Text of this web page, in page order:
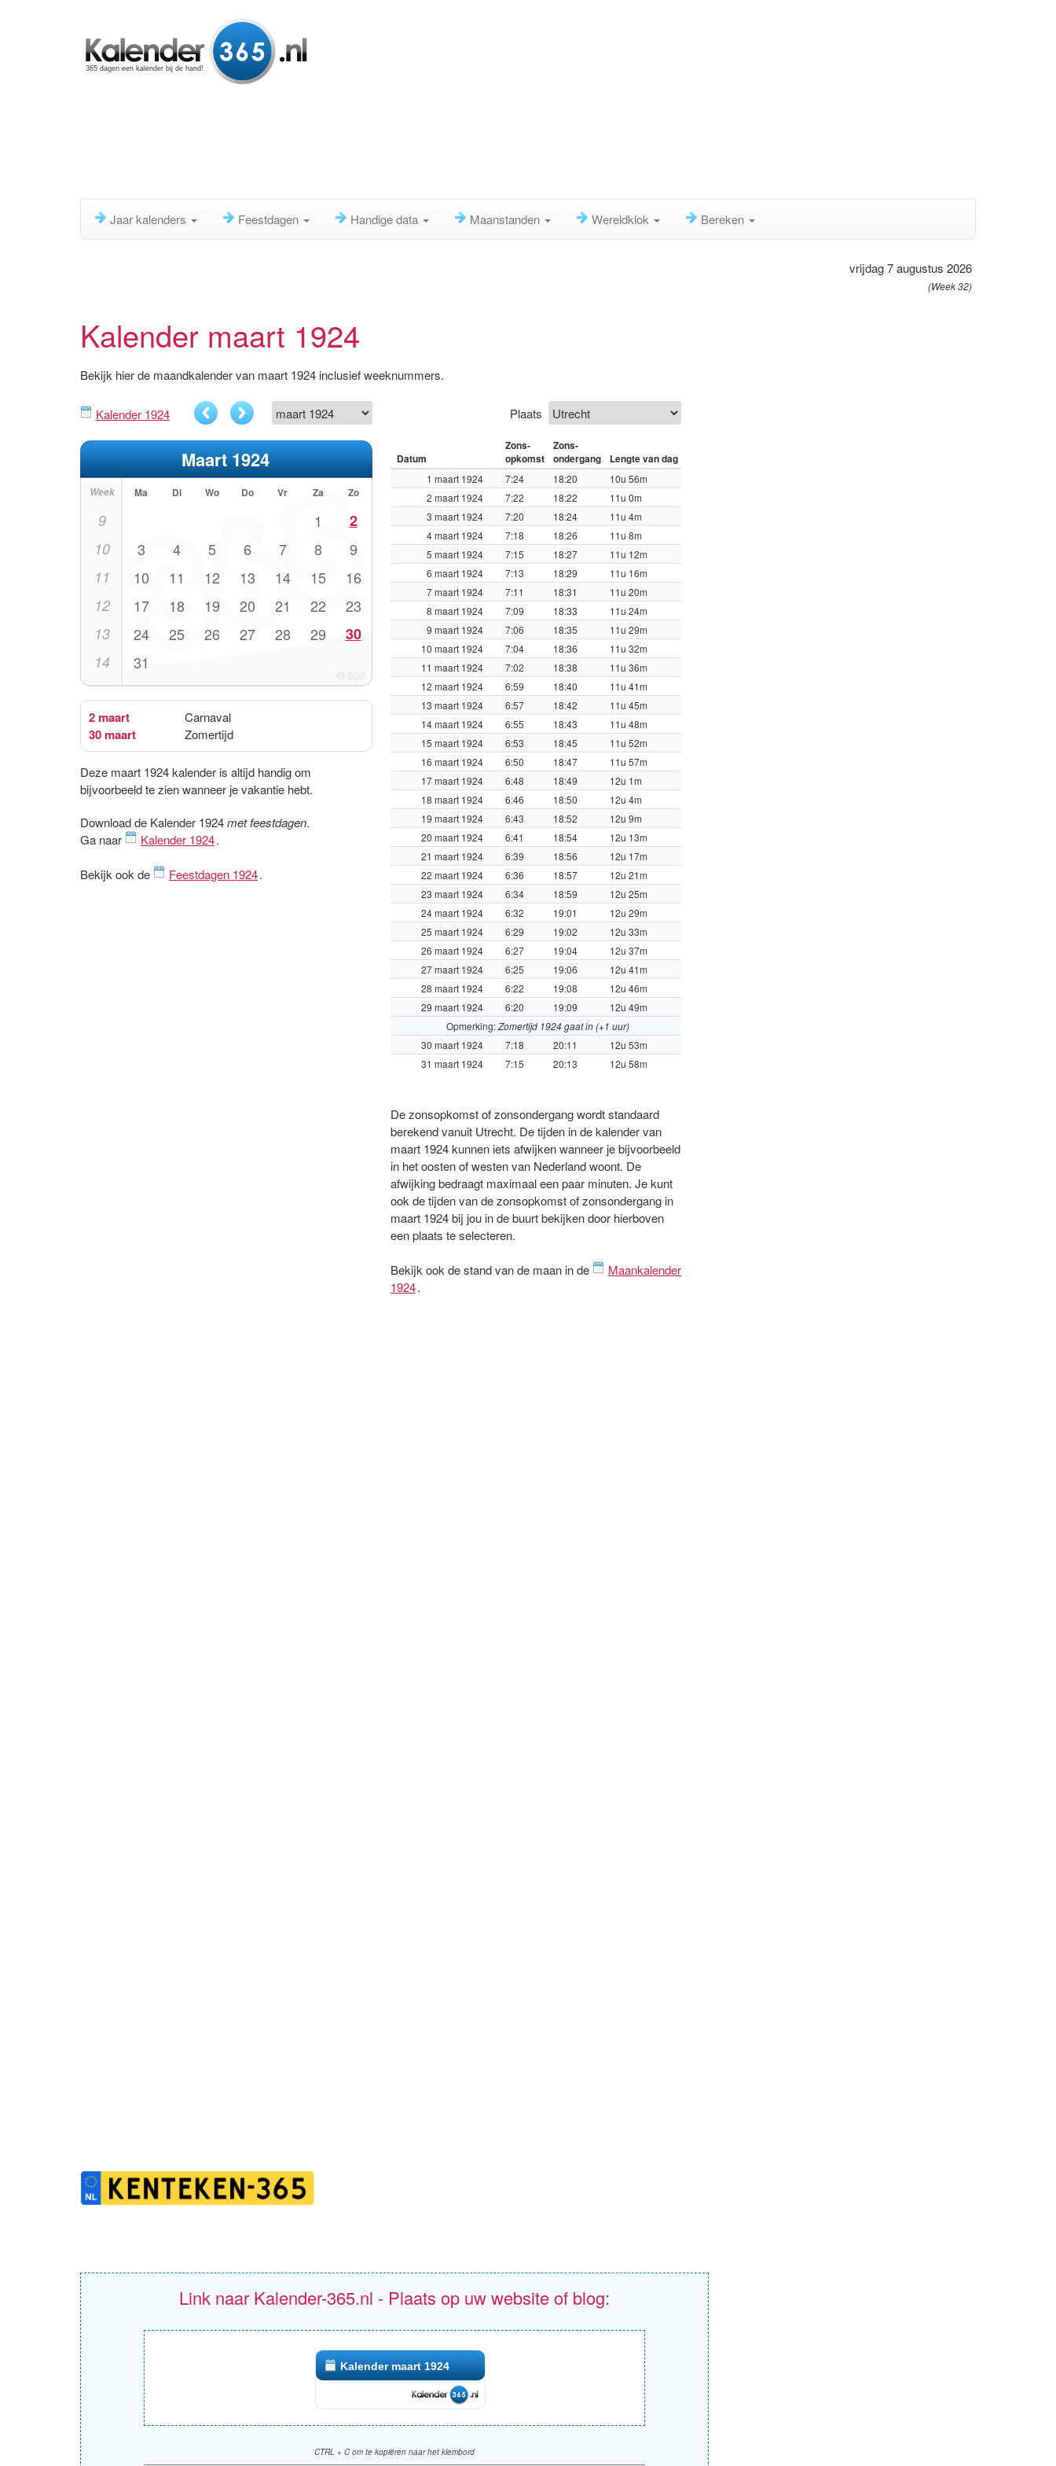
365 dagen een kalender bij de hand!
Jaar kalenders Feestdagen Handige data Maanstanden Wereldklok Bereken
vrijdag 7 augustus 2026
(Week 32)
Kalender maart 1924
Bekijk hier de maandkalender van maart 1924 inclusief weeknummers.
Kalender 1924
Maart 1924
Week Ma Di Wo Do Vr Za Zo
9 1 2
10 3 4 5 6 7 8 9
11 10 11 12 13 14 15 16
12 17 18 19 20 21 22 23
13 24 25 26 27 28 29 30
14 31
2 maart Carnaval
30 maart Zomertijd
Deze maart 1924 kalender is altijd handig om
bijvoorbeeld te zien wanneer je vakantie hebt.
Download de Kalender 1924met feestdagen.
Ga naar
Kalender 1924.
Bekijk ook de Feestdagen 1924.
Plaats
Datum
Zons-
opkomst
Zons-
ondergang
Lengte van dag
1 maart 1924 7:24 18:20
10u 56m
2 maart 1924
7:22 18:22
11u 0m
3 maart 1924
7:20 18:24
11u 4m
4 maart 1924
7:18 18:26
11u 8m
5 maart 1924
7:15 18:27
11u 12m
6 maart 1924
7:13 18:29
11u 16m
7 maart 1924
7:11 18:31
11u 20m
8 maart 1924
7:09 18:33
11u 24m
9 maart 1924
7:06 18:35
11u 29m
10 maart 1924
7:04 18:36
11u 32m
11 maart 1924
7:02 18:38
11u 36m
12 maart 1924
6:59 18:40
11u 41m
13 maart 1924
6:57 18:42
11u 45m
14 maart 1924
6:55 18:43
11u 48m
15 maart 1924
6:53 18:45
11u 52m
16 maart 1924
6:50 18:47
11u 57m
17 maart 1924
6:48 18:49
12u 1m
18 maart 1924
6:46 18:50
12u 4m
19 maart 1924
6:43 18:52
12u 9m
20 maart 1924
6:41 18:54
12u 13m
21 maart 1924
6:39 18:56
12u 17m
22 maart 1924
6:36 18:57
12u 21m
23 maart 1924
6:34 18:59
12u 25m
24 maart 1924
6:32 19:01
12u 29m
25 maart 1924
6:29 19:02
12u 33m
26 maart 1924
6:27 19:04
12u 37m
27 maart 1924
6:25 19:06
12u 41m
28 maart 1924
6:22 19:08
12u 46m
29 maart 1924
6:20 19:09
12u 49m
Opmerking:Zomertijd 1924 gaat in (+1 uur)
30 maart 1924
7:18 20:11
12u 53m
31 maart 1924
7:15 20:13 12u 58m
De zonsopkomst of zonsondergang wordt standaard
berekend vanuit Utrecht. De tijden in de kalender van
maart 1924 kunnen iets afwijken wanneer je bijvoorbeeld
in het oosten of westen van Nederland woont. De
afwijking bedraagt maximaal een paar minuten. Je kunt
ook de tijden van de zonsopkomst of zonsondergang in
maart 1924 bij jou in de buurt bekijken door hierboven
een plaats te selecteren.
Bekijk ook de stand van de maan in de
Maankalender
1924.
Link naar Kalender-365.nl - Plaats op uw website of blog:
Kalender maart 1924
CTRL + C om te kopiëren naar het klembord